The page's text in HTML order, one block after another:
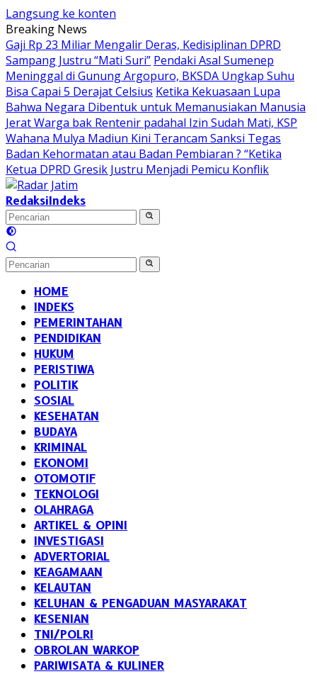
Langsung ke konten
Breaking News
Gaji Rp 23 Miliar Mengalir Deras, Kedisiplinan DPRD
Sampang Justru “Mati Suri” Pendaki Asal Sumenep
Meninggal di Gunung Argopuro, BKSDA Ungkap Suhu
Bisa Capai 5 Derajat Celsius Ketika Kekuasaan Lupa
Bahwa Negara Dibentuk untuk Memanusiakan Manusia
Jerat Warga bak Rentenir padahal Izin Sudah Mati, KSP
Wahana Mulya Madiun Kini Terancam Sanksi Tegas
Badan Kehormatan atau Badan Pembiaran ? “Ketika
Ketua DPRD Gresik Justru Menjadi Pemicu Konflik
RedaksiIndeks
HOME
INDEKS
PEMERINTAHAN
PENDIDIKAN
HUKUM
PERISTIWA
POLITIK
SOSIAL
KESEHATAN
BUDAYA
KRIMINAL
EKONOMI
OTOMOTIF
TEKNOLOGI
OLAHRAGA
ARTIKEL & OPINI
INVESTIGASI
ADVERTORIAL
KEAGAMAAN
KELAUTAN
KELUHAN & PENGADUAN MASYARAKAT
KESENIAN
TNI/POLRI
OBROLAN WARKOP
PARIWISATA & KULINER